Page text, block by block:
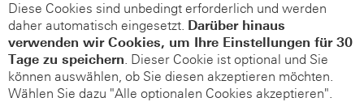
Diese Cookies sind unbedingt erforderlich und werden
daher automatisch eingesetzt. Darüber hinaus
verwenden wir Cookies, um Ihre Einstellungen für 30
Tage zu speichern. Dieser Cookie ist optional und Sie
können auswählen, ob Sie diesen akzeptieren möchten.
Wählen Sie dazu "Alle optionalen Cookies akzeptieren".